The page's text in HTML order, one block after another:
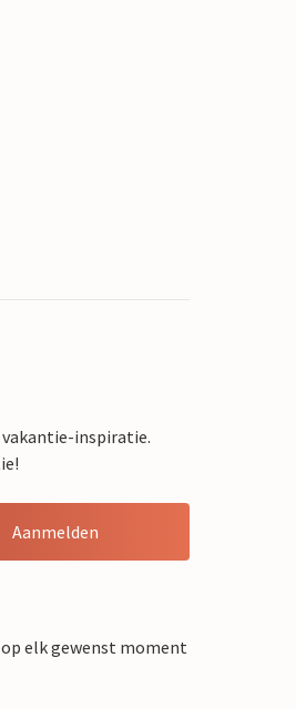
vakantie-inspiratie.
Aanmelden
elk gewenst moment